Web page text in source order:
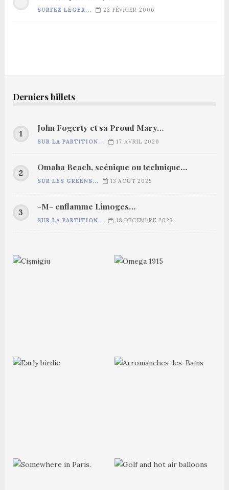
SURFEZ LÉGER... 22 FÉVRIER 2006
Derniers billets
John Fogerty et sa Proud Mary…
SUR LA PARTITION... 17 AVRIL 2026
Omaha Beach, scénique ou technique…
SUR LES GREENS... 13 AOÛT 2025
-M- enflamme Limoges…
SUR LA PARTITION... 18 DÉCEMBRE 2023